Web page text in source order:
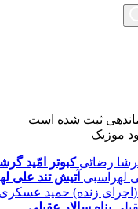
ثبت شده است
موزیک
کبوتر امّید
آتیش تند علی